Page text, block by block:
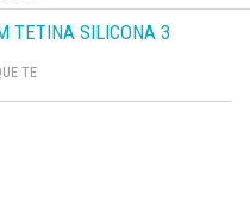
TETINA SILICONA 3
TE